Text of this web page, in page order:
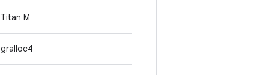
Titan M
gralloc4